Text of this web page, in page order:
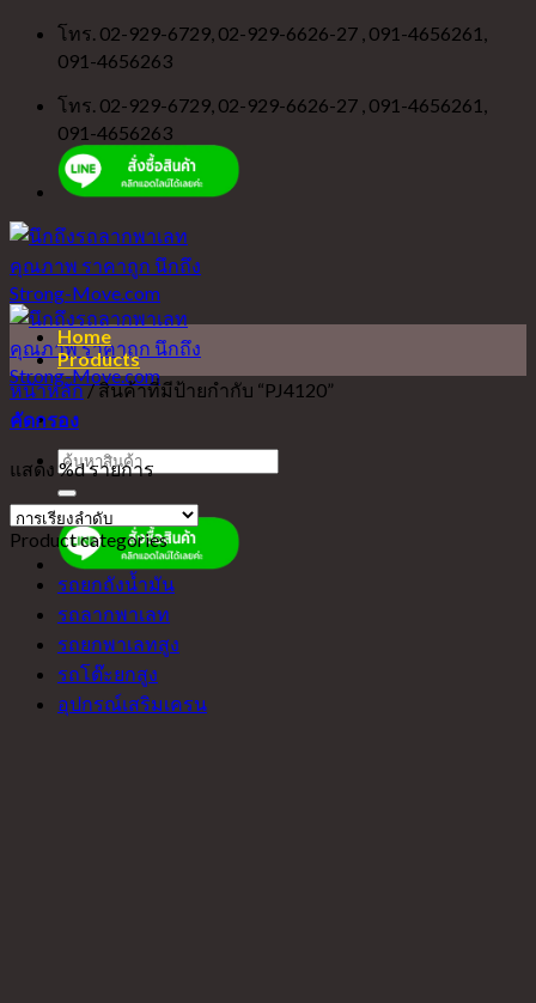
Skip
content
โทร. 02-929-6729, 02-929-6626-27 , 091-4656261,
091-4656263
โทร. 02-929-6729, 02-929-6626-27 , 091-4656261,
091-4656263
ค้นหา:
Home
Products
หน้าหลัก/สินค้าที่มีป้ายกำกับ “PJ4120”
คัดกรอง
แสดง %d รายการ
Product categories
รถยกถังน้ำมัน
รถลากพาเลท
รถยกพาเลทสูง
รถโต๊ะยกสูง
อุปกรณ์เสริมเครน